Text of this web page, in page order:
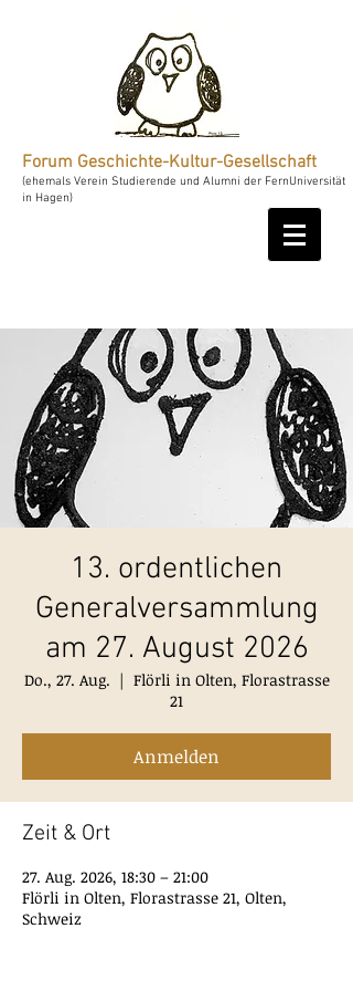
Forum Geschichte-Kultur-Gesellschaft
(ehemals Verein Studierende und Alumni der FernUniversität
in Hagen)
13. ordentlichen
Generalversammlung
am 27. August 2026
Do., 27. Aug.
  |
Flörli in Olten, Florastrasse
21
Anmelden
Zeit & Ort
27. Aug. 2026, 18:30 – 21:00
Flörli in Olten, Florastrasse 21, Olten,
Schweiz